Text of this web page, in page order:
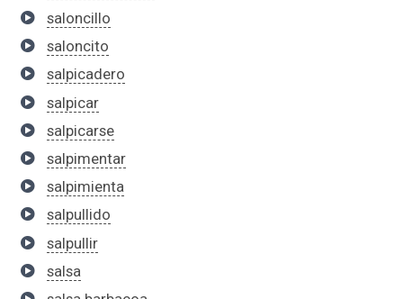
saloncillo
saloncito
salpicadero
salpicar
salpicarse
salpimentar
salpimienta
salpullido
salpullir
salsa